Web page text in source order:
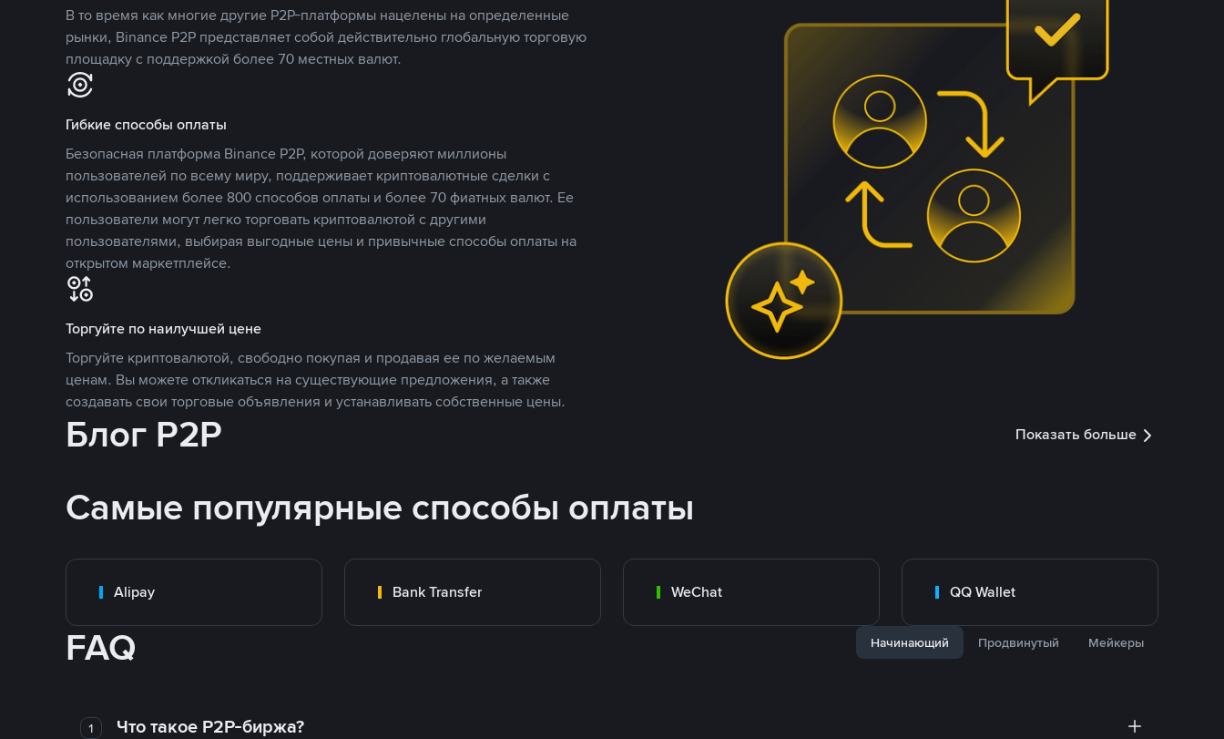
В то время как многие другие P2P-платформы нацелены на определенные
рынки, Binance P2P представляет собой действительно глобальную торговую
площадку с поддержкой более 70 местных валют.
Гибкие способы оплаты
Безопасная платформа Binance P2P, которой доверяют миллионы
пользователей по всему миру, поддерживает криптовалютные сделки с
использованием более 800 способов оплаты и более 70 фиатных валют. Ее
пользователи могут легко торговать криптовалютой с другими
пользователями, выбирая выгодные цены и привычные способы оплаты на
открытом маркетплейсе.
Торгуйте по наилучшей цене
Торгуйте криптовалютой, свободно покупая и продавая ее по желаемым
ценам. Вы можете откликаться на существующие предложения, а также
создавать свои торговые объявления и устанавливать собственные цены.
Блог P2P Показать больше
Самые популярные способы оплаты
Alipay Bank Transfer WeChat QQ Wallet
FAQ Начинающий Продвинутый Мейкеры
1 Что такое P2P-биржа?